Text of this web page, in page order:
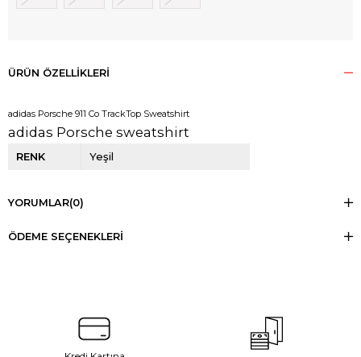
ÜRÜN ÖZELLIKLERI
adidas Porsche 911 Co TrackTop Sweatshirt
adidas Porsche sweatshirt
RENK Yeşil
YORUMLAR(0)
ÖDEME SEÇENEKLERI